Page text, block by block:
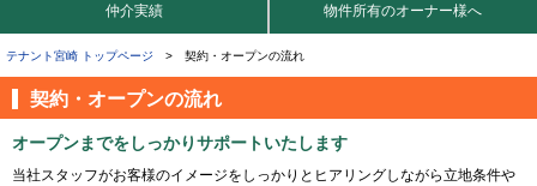
仲介実績 物件所有のオーナー様へ
テナント宮崎 トップページ > 契約・オープンの流れ
契約・オープンの流れ
オープンまでをしっかりサポートいたします
当社スタッフがお客様のイメージをしっかりとヒアリングしながら立地条件や